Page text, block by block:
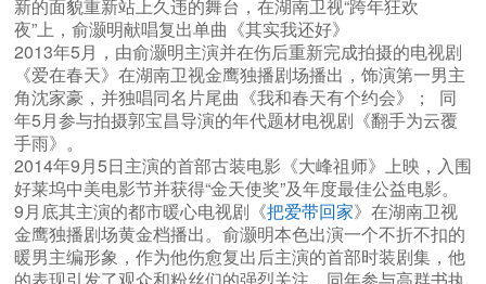
新的面貌重新站上久违的舞台，在湖南卫视“跨年狂欢
夜”上，俞灏明献唱复出单曲《其实我还好》
2013年5月，由俞灏明主演并在伤后重新完成拍摄的电视剧
《爱在春天》在湖南卫视金鹰独播剧场播出，饰演第一男主
角沈家豪，并独唱同名片尾曲《我和春天有个约会》； 同
年5月参与拍摄郭宝昌导演的年代题材电视剧《翻手为云覆
手雨》。
2014年9月5日主演的首部古装电影《大峰祖师》上映，入围
好莱坞中美电影节并获得“金天使奖”及年度最佳公益电影。
9月底其主演的都市暖心电视剧《把爱带回家》在湖南卫视
金鹰独播剧场黄金档播出。俞灏明本色出演一个不折不扣的
暖男主编形象，作为他伤愈复出后主演的首部时装剧集，他
的表现引发了观众和粉丝们的强烈关注。同年参与高群书执